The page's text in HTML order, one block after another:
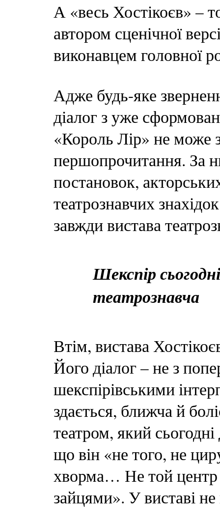
А «весь Хостікоєв» –
автором сценічної
виконавцем головної
Адже будь-яке
діалог з уже
«Король Лір» не може
першопрочитання. За
постановок,
театрознавчих
завжди вистава
Шекспір
театрознавча
Втім, вистава
Його діалог – не з
шекспірівськими
здається, ближча й
театром, який
що він «не того, не
хворма… Не той центр
зайцями». У виставі